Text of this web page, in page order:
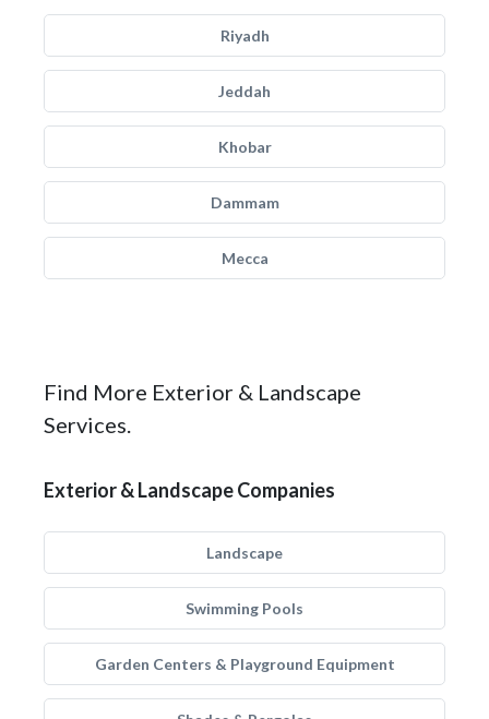
Riyadh
Jeddah
Khobar
Dammam
Mecca
Find More Exterior & Landscape
Services.
Exterior & Landscape Companies
Landscape
Swimming Pools
Garden Centers & Playground Equipment